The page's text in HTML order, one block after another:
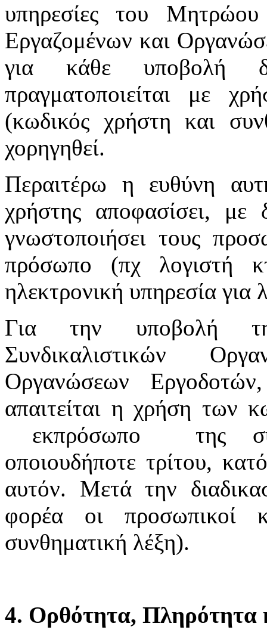
υπηρεσίες του Μητρώου
Εργαζομένων και
για κάθε υποβολή
πραγματοποιείται με
(κωδικός χρήστη και
χορηγηθεί.
Περαιτέρω η ευθύνη
χρήστης αποφασίσει, με
γνωστοποιήσει τους
πρόσωπο (πχ λογιστή
ηλεκτρονική υπηρεσία για
Για την υποβολή
Συνδικαλιστικών
Οργανώσεων
απαιτείται η χρήση των
εκπρόσωπο της
οποιουδήποτε τρίτου,
αυτόν. Μετά την
φορέα οι προσωπικοί
συνθηματική λέξη).
4. Ορθότητα, Πληρότητα